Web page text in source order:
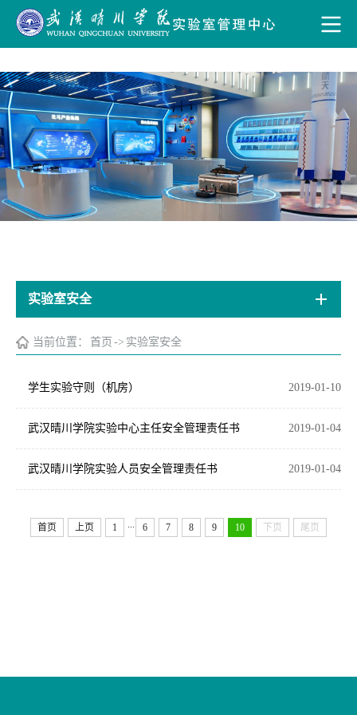
实验室安全
当前位置： 首页 -> 实验室安全
2019-01-10
学生实验守则（机房）
2019-01-04
武汉晴川学院实验中心主任安全管理责任书
2019-01-04
武汉晴川学院实验人员安全管理责任书
首页 上页 1 ... 6 7 8 9 10 下页 尾页